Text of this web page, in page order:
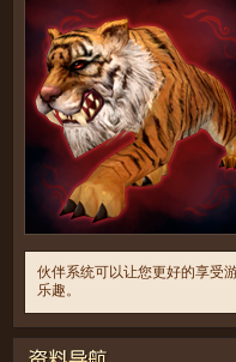
伙伴系统可以让您更好的享受
乐趣。